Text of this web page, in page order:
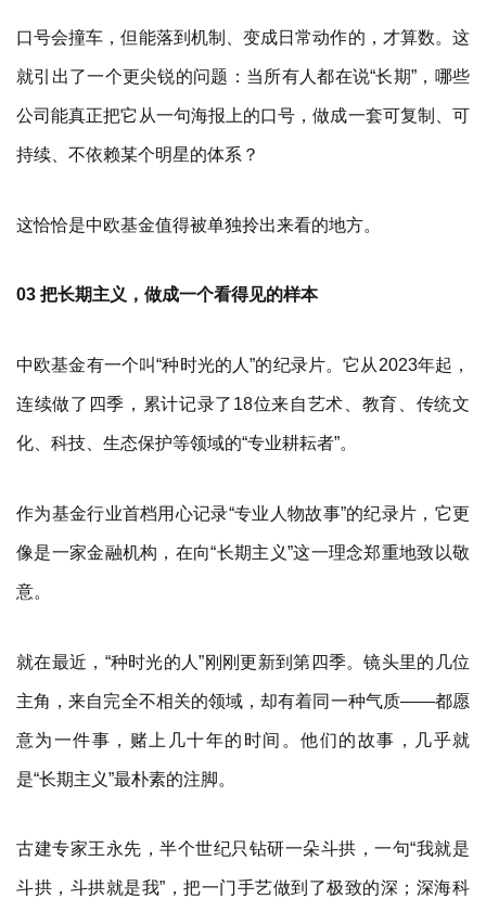
口号会撞车，但能落到机制、变成日常动作的，才算数。这
就引出了一个更尖锐的问题：当所有人都在说“长期”，哪些
公司能真正把它从一句海报上的口号，做成一套可复制、可
持续、不依赖某个明星的体系？
这恰恰是中欧基金值得被单独拎出来看的地方。
03 把长期主义，做成一个看得见的样本
中欧基金有一个叫“种时光的人”的纪录片。它从2023年起，
连续做了四季，累计记录了18位来自艺术、教育、传统文
化、科技、生态保护等领域的“专业耕耘者”。
作为基金行业首档用心记录“专业人物故事”的纪录片，它更
像是一家金融机构，在向“长期主义”这一理念郑重地致以敬
意。
就在最近，“种时光的人”刚刚更新到第四季。镜头里的几位
主角，来自完全不相关的领域，却有着同一种气质——都愿
意为一件事，赌上几十年的时间。他们的故事，几乎就
是“长期主义”最朴素的注脚。
古建专家王永先，半个世纪只钻研一朵斗拱，一句“我就是
斗拱，斗拱就是我”，把一门手艺做到了极致的深；深海科